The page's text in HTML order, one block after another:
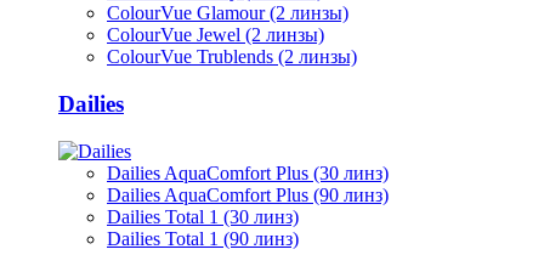
ColourVue Glamour (2 линзы)
ColourVue Jewel (2 линзы)
ColourVue Trublends (2 линзы)
Dailies
Dailies AquaComfort Plus (30 линз)
Dailies AquaComfort Plus (90 линз)
Dailies Total 1 (30 линз)
Dailies Total 1 (90 линз)